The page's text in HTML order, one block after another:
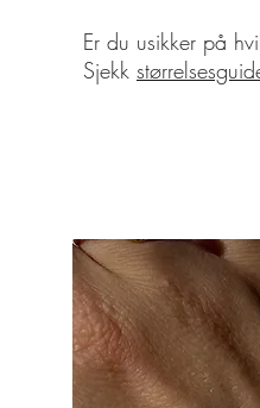
Er du usikker på
Sjekk